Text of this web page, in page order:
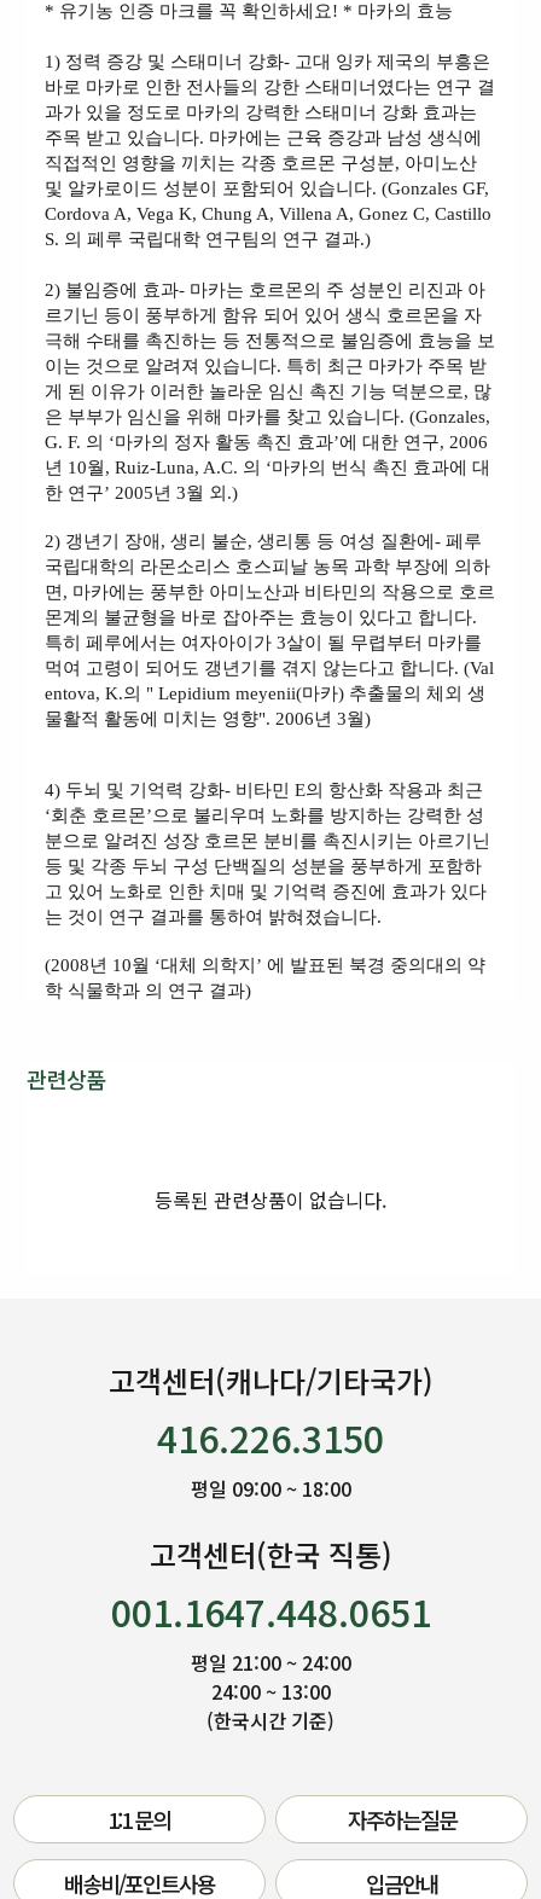
* 유기농 인증 마크를 꼭 확인하세요! * 마카의 효능
1) 정력 증강 및 스태미너 강화- 고대 잉카 제국의 부흥은
바로 마카로 인한 전사들의 강한 스태미너였다는 연구 결
과가 있을 정도로 마카의 강력한 스태미너 강화 효과는
주목 받고 있습니다. 마카에는 근육 증강과 남성 생식에
직접적인 영향을 끼치는 각종 호르몬 구성분, 아미노산
및 알카로이드 성분이 포함되어 있습니다. (Gonzales GF,
Cordova A, Vega K, Chung A, Villena A, Gonez C, Castillo
S. 의 페루 국립대학 연구팀의 연구 결과.)
2) 불임증에 효과- 마카는 호르몬의 주 성분인 리진과 아
르기닌 등이 풍부하게 함유 되어 있어 생식 호르몬을 자
극해 수태를 촉진하는 등 전통적으로 불임증에 효능을 보
이는 것으로 알려져 있습니다. 특히 최근 마카가 주목 받
게 된 이유가 이러한 놀라운 임신 촉진 기능 덕분으로, 많
은 부부가 임신을 위해 마카를 찾고 있습니다. (Gonzales,
G. F. 의 ‘마카의 정자 활동 촉진 효과’에 대한 연구, 2006
년 10월, Ruiz-Luna, A.C. 의 ‘마카의 번식 촉진 효과에 대
한 연구’ 2005년 3월 외.)
2) 갱년기 장애, 생리 불순, 생리통 등 여성 질환에- 페루
국립대학의 라몬소리스 호스피날 농목 과학 부장에 의하
면, 마카에는 풍부한 아미노산과 비타민의 작용으로 호르
몬계의 불균형을 바로 잡아주는 효능이 있다고 합니다.
특히 페루에서는 여자아이가 3살이 될 무렵부터 마카를
먹여 고령이 되어도 갱년기를 겪지 않는다고 합니다. (Val
entova, K.의 " Lepidium meyenii(마카) 추출물의 체외 생
물활적 활동에 미치는 영향". 2006년 3월)
4) 두뇌 및 기억력 강화- 비타민 E의 항산화 작용과 최근
‘회춘 호르몬’으로 불리우며 노화를 방지하는 강력한 성
분으로 알려진 성장 호르몬 분비를 촉진시키는 아르기닌
등 및 각종 두뇌 구성 단백질의 성분을 풍부하게 포함하
고 있어 노화로 인한 치매 및 기억력 증진에 효과가 있다
는 것이 연구 결과를 통하여 밝혀졌습니다.
(2008년 10월 ‘대체 의학지’ 에 발표된 북경 중의대의 약
학 식물학과 의 연구 결과)
관련상품
등록된 관련상품이 없습니다.
고객센터(캐나다/기타국가)
416.226.3150
평일 09:00 ~ 18:00
고객센터(한국 직통)
001.1647.448.0651
평일 21:00 ~ 24:00
24:00 ~ 13:00
(한국시간 기준)
1:1 문의 자주하는질문
배송비/포인트사용 입금안내